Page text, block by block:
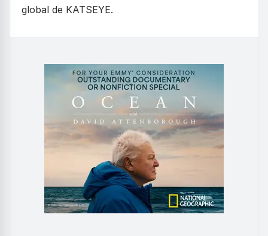
global de KATSEYE.